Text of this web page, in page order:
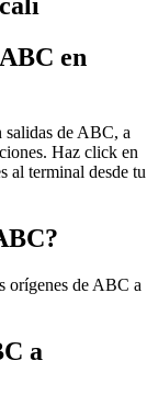
en
salidas de ABC, a
Haz click en
al terminal desde tu
orígenes de ABC a
a